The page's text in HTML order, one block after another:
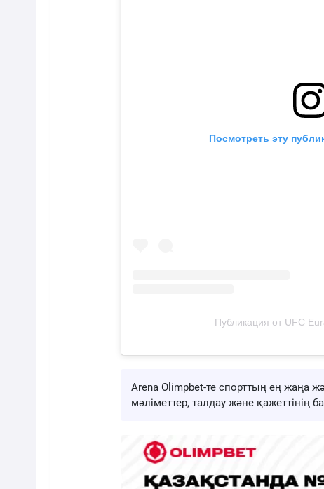
Посмотреть эту
Публикация от UFC
Arena Olimpbet-те спорттың ең
мәліметтер, талдау және қажеттінің